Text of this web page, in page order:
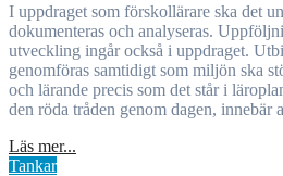
I uppdraget som förskollärare ska det undervisas och läras ut,
dokumenteras och analyseras.
utveckling ingår också i uppdraget.
genomföras samtidigt som miljön ska
och lärande precis som det står i
den röda tråden genom dagen, innebär
Läs mer...
Tankar